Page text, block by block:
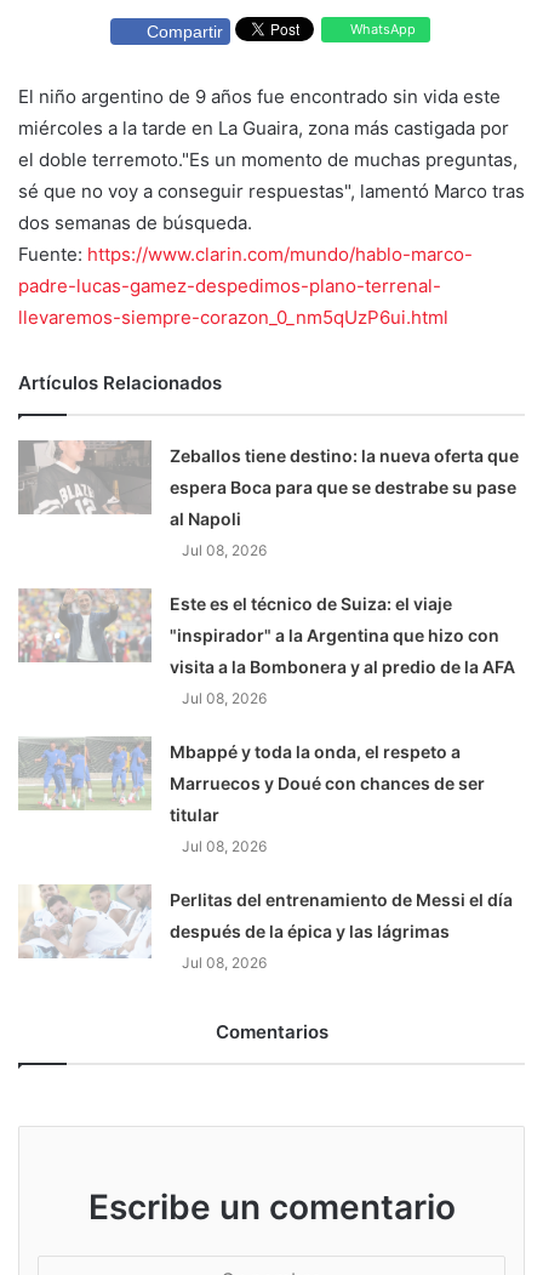
Compartir WhatsApp
El niño argentino de 9 años fue encontrado sin vida este
miércoles a la tarde en La Guaira, zona más castigada por
el doble terremoto."Es un momento de muchas preguntas,
sé que no voy a conseguir respuestas", lamentó Marco tras
dos semanas de búsqueda.
Fuente: https://www.clarin.com/mundo/hablo-marco-
padre-lucas-gamez-despedimos-plano-terrenal-
llevaremos-siempre-corazon_0_nm5qUzP6ui.html
Artículos Relacionados
Zeballos tiene destino: la nueva oferta que
espera Boca para que se destrabe su pase
al Napoli
Jul 08, 2026
Este es el técnico de Suiza: el viaje
"inspirador" a la Argentina que hizo con
visita a la Bombonera y al predio de la AFA
Jul 08, 2026
Mbappé y toda la onda, el respeto a
Marruecos y Doué con chances de ser
titular
Jul 08, 2026
Perlitas del entrenamiento de Messi el día
después de la épica y las lágrimas
Jul 08, 2026
Comentarios
Escribe un comentario